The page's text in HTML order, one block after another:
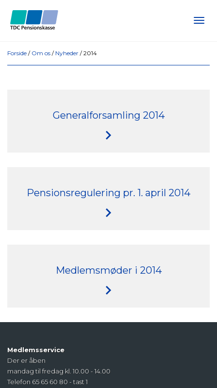
Forside / Om os / Nyheder /2014
Generalforsamling 2014
Pensionsregulering pr. 1. april 2014
Medlemsmøder i 2014
Medlemsservice
Der er åben
mandag til fredag kl. 10.00 - 14.00
Telefon 65 65 60 80 - tast 1